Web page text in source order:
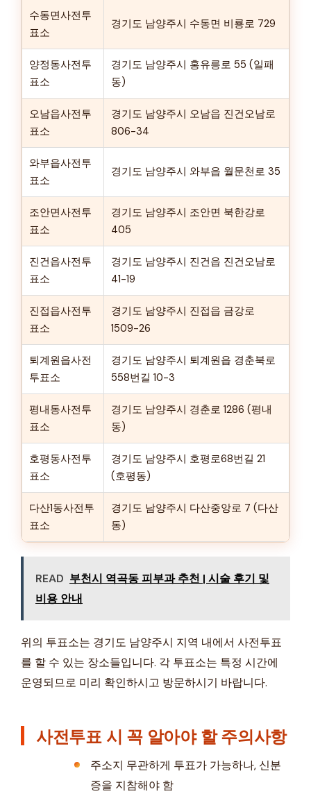
수동면사전투
표소
경기도 남양주시 수동면 비룡로 729
양정동사전투
표소
경기도 남양주시 홍유릉로 55 (일패
동)
오남읍사전투
표소
경기도 남양주시 오남읍 진건오남로
806-34
와부읍사전투
표소
경기도 남양주시 와부읍 월문천로 35
조안면사전투
표소
경기도 남양주시 조안면 북한강로
405
진건읍사전투
표소
경기도 남양주시 진건읍 진건오남로
41-19
진접읍사전투
표소
경기도 남양주시 진접읍 금강로
1509-26
퇴계원읍사전
투표소
경기도 남양주시 퇴계원읍 경춘북로
558번길 10-3
평내동사전투
표소
경기도 남양주시 경춘로 1286 (평내
동)
호평동사전투
표소
경기도 남양주시 호평로68번길 21
(호평동)
다산1동사전투
표소
경기도 남양주시 다산중앙로 7 (다산
동)
READ 부천시 역곡동 피부과 추천 | 시술 후기 및
비용 안내
위의 투표소는 경기도 남양주시 지역 내에서 사전투표
를 할 수 있는 장소들입니다. 각 투표소는 특정 시간에
운영되므로 미리 확인하시고 방문하시기 바랍니다.
사전투표 시 꼭 알아야 할 주의사항
주소지 무관하게 투표가 가능하나, 신분
증을 지참해야 함